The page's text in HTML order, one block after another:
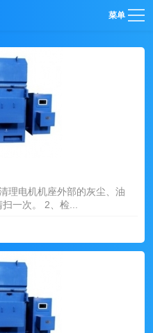
菜单
理电机机座外部的灰尘、油
一次。 2、检...